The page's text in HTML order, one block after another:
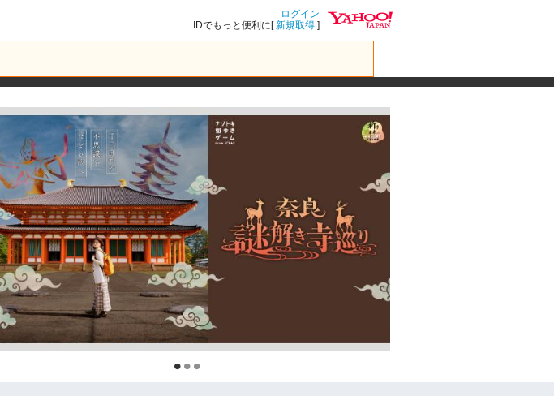
ログイン
IDでもっと便利に[新規取得 ]